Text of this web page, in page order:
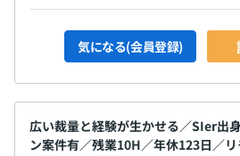
気になる(会員登録)
広い裁量と経験が生かせる／SIer出
ン案件有／残業10H／年休123日／リ